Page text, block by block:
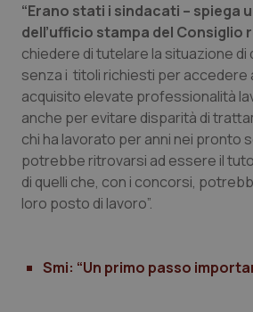
Marche
Molise
Piemonte
Provincia Autonoma di
Puglia
Donna & Salute
Epatiti
HIV
Infezioni & Febbre
Malattie rare
“Erano stati i sindacati – spiega
dell’ufficio stampa del Consiglio
chiedere di tutelare la situazione di
senza i titoli richiesti per accedere
acquisito elevate professionalità
anche per evitare disparità di
chi ha lavorato per anni nei pronto
potrebbe ritrovarsi ad essere il
di quelli che, con i concorsi,
loro posto di lavoro”.
Smi: “Un primo passo